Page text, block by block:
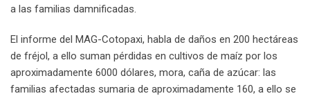
a las familias damnificadas.
El informe del MAG-Cotopaxi, habla de daños en 200 hectáreas
de fréjol, a ello suman pérdidas en cultivos de maíz por los
aproximadamente 6000 dólares, mora, caña de azúcar: las
familias afectadas sumaria de aproximadamente 160, a ello se